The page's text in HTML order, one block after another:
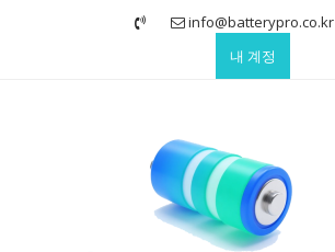
info@batterypro.co.kr
내 계정